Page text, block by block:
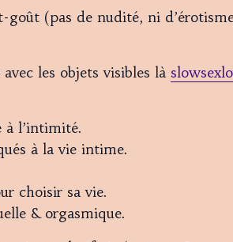
(pas de nudité, ni
les objets visibles là
à l’intimité.
à la vie intime.
choisir sa vie.
& orgasmique.